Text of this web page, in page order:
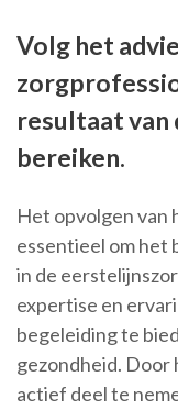
Volg het
resultaat van
bereiken.
Het opvolgen van
essentieel om het
in de
expertise en
begeleiding te
gezondheid. Door
actief deel te